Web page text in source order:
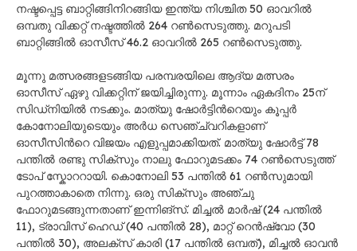
നഷ്ടപ്പെട്ട ബാറ്റിങ്ങിനിറങ്ങിയ ഇന്ത്യ നിശ്ചിത 50 ഓവറിൽ
ഒമ്പതു വിക്കറ്റ് നഷ്ടത്തിൽ 264 റൺസെടുത്തു. മറുപടി
ബാറ്റിങ്ങിൽ ഓസീസ് 46.2 ഓവറിൽ 265 റൺസെടുത്തു.
മൂന്നു മത്സരങ്ങളടങ്ങിയ പരമ്പരയിലെ ആദ്യ മത്സരം
ഓസീസ് ഏഴു വിക്കറ്റിന് ജയിച്ചിരുന്നു. മൂന്നാം ഏകദിനം 25ന്
സിഡ്നിയിൽ നടക്കും. മാത്യു ഷോർട്ടിന്‍റെയും കൂപ്പർ
കോനോലിയുടെയും അർധ സെഞ്ച്വറികളാണ്
ഓസീസിന്‍റെ വിജയം എളുപ്പമാക്കിയത്. മാത്യു ഷോർട്ട് 78
പന്തിൽ രണ്ടു സിക്സും നാലു ഫോറുമടക്കം 74 റൺസെടുത്ത്
ടോപ് സ്കോററായി. കൊനോലി 53 പന്തിൽ 61 റൺസുമായി
പുറത്താകാതെ നിന്നു. ഒരു സിക്സും അഞ്ചു
ഫോറുമടങ്ങുന്നതാണ് ഇന്നിങ്സ്. മിച്ചൽ മാർഷ് (24 പന്തിൽ
11), ട്രാവിസ് ഹെഡ് (40 പന്തിൽ 28), മാറ്റ് റെൻഷ്വോ (30
പന്തിൽ 30), അലക്സ് കാരി (17 പന്തിൽ ഒമ്പത്), മിച്ചൽ ഓവൻ